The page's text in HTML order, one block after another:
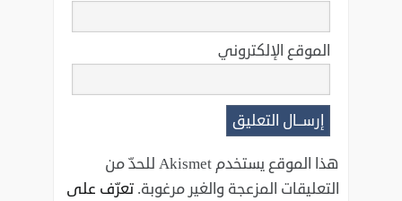
الموقع الإلكتروني
هذا الموقع يستخدم Akismet للحدّ من
التعليقات المزعجة والغير مرغوبة. تعرّف على